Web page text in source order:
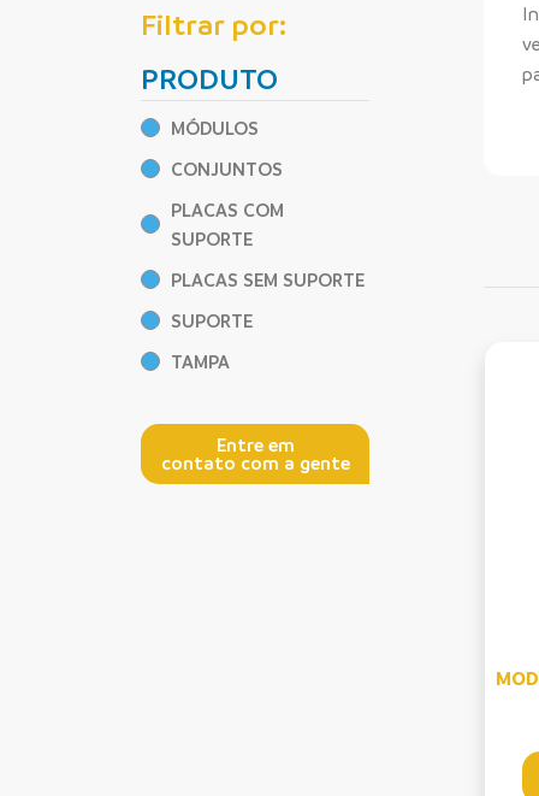
Filtrar por:
PRODUTO
MÓDULOS
CONJUNTOS
PLACAS COM
SUPORTE
PLACAS SEM SUPORTE
SUPORTE
TAMPA
Entre em
contato com a gente